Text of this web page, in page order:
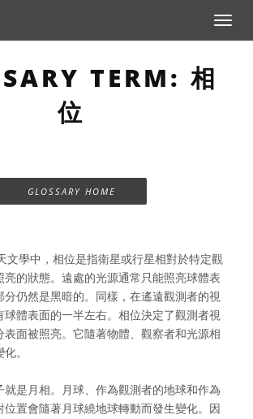
Toggle
TERM: 相
位
GLOSSARY HOME
文學中，相位是指衛星或行星相對於特定觀
亮的狀態。遠處的光源通常只能照亮球體表
分仍然是黑暗的。同樣，在遙遠觀測者的視
球體表面的一半左右。相位決定了觀測者視
表面被照亮。它隨著物體、觀察者和光源相
。
就是月相。月球、作為觀測者的地球和作為
位置會隨著月球繞地球轉動而發生變化。因